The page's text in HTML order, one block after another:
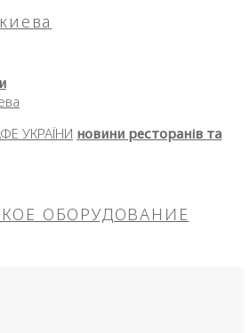
УКРАЇНИ новини ресторанів та
ОБОРУДОВАНИЕ